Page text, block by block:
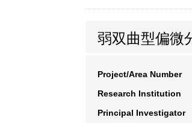
弱双曲型偏微
Project/Area Number
Research Institution
Principal Investigator